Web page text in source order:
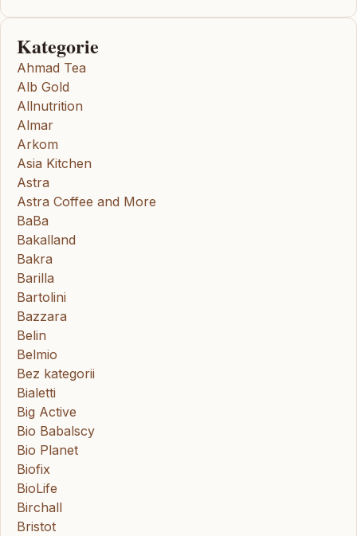
Kategorie
Ahmad Tea
Alb Gold
Allnutrition
Almar
Arkom
Asia Kitchen
Astra
Astra Coffee and More
BaBa
Bakalland
Bakra
Barilla
Bartolini
Bazzara
Belin
Belmio
Bez kategorii
Bialetti
Big Active
Bio Babalscy
Bio Planet
Biofix
BioLife
Birchall
Bristot